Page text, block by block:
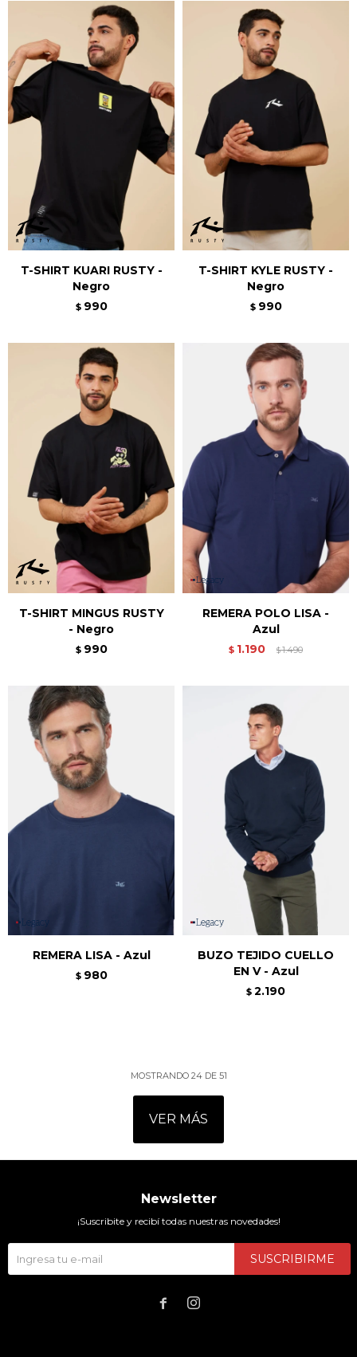
T-SHIRT KUARI RUSTY -
Negro
$ 990
T-SHIRT KYLE RUSTY -
Negro
$ 990
T-SHIRT MINGUS RUSTY
- Negro
$ 990
REMERA POLO LISA -
Azul
$ 1.190 $1.490
REMERA LISA - Azul
$ 980
BUZO TEJIDO CUELLO
EN V - Azul
$ 2.190
MOSTRANDO 24DE 51
VER MÁS
Newsletter
¡Suscribite y recibí todas nuestras novedades!
SUSCRIBIRME
 